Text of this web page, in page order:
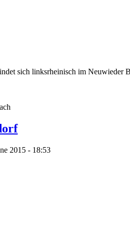
sich linksrheinisch im
2015 - 18:53